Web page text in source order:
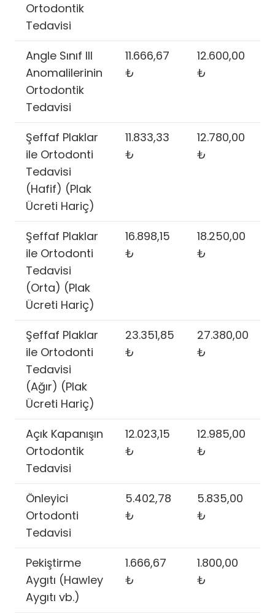
Ortodontik
Tedavisi
Angle Sınıf III
Anomalilerinin
Ortodontik
Tedavisi
11.666,67
₺
12.600,00
₺
Şeffaf Plaklar
ile Ortodonti
Tedavisi
(Hafif) (Plak
Ücreti Hariç)
11.833,33
₺
12.780,00
₺
Şeffaf Plaklar
ile Ortodonti
Tedavisi
(Orta) (Plak
Ücreti Hariç)
16.898,15
₺
18.250,00
₺
Şeffaf Plaklar
ile Ortodonti
Tedavisi
(Ağır) (Plak
Ücreti Hariç)
23.351,85
₺
27.380,00
₺
Açık Kapanışın
Ortodontik
Tedavisi
12.023,15
₺
12.985,00
₺
Önleyici
Ortodonti
Tedavisi
5.402,78
₺
5.835,00
₺
Pekiştirme
Aygıtı (Hawley
Aygıtı vb.)
1.666,67
₺
1.800,00
₺